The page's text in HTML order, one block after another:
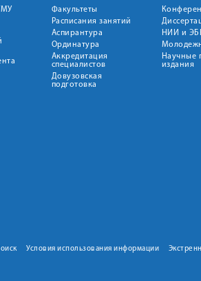
Факультеты
Расписания занятий
Аспирантура
Ординатура
Аккредитация
специалистов
Довузовская
подготовка
НИИ и
Научные
издания
Условия использования информации